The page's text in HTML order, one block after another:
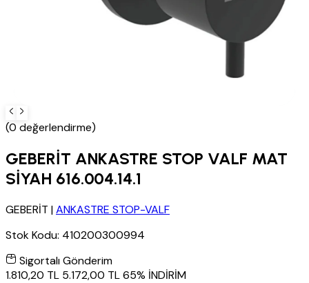
(0 değerlendirme)
GEBERİT ANKASTRE STOP VALF MAT
SİYAH 616.004.14.1
GEBERİT |ANKASTRE STOP-VALF
Stok Kodu: 410200300994
Sigortalı Gönderim
1.810,20 TL 5.172,00 TL65% İNDİRİM